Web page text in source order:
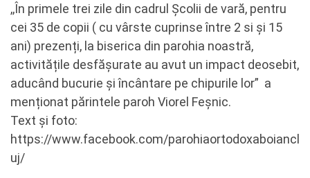
,,În primele trei zile din cadrul Școlii de vară, pentru
cei 35 de copii ( cu vârste cuprinse între 2 si și 15
ani) prezenți, la biserica din parohia noastră,
activitățile desfășurate au avut un impact deosebit,
aducând bucurie și încântare pe chipurile lor” a
menționat părintele paroh Viorel Feșnic.
Text și foto:
https://www.facebook.com/parohiaortodoxaboiancl
uj/